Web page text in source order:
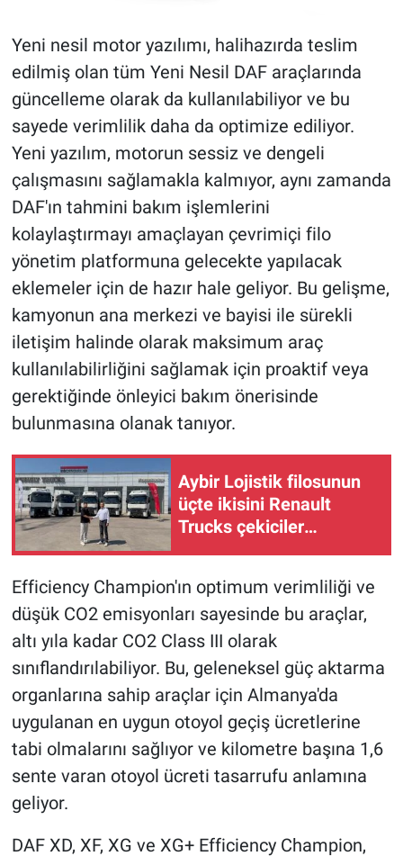
Yeni nesil motor yazılımı, halihazırda teslim
edilmiş olan tüm Yeni Nesil DAF araçlarında
güncelleme olarak da kullanılabiliyor ve bu
sayede verimlilik daha da optimize ediliyor.
Yeni yazılım, motorun sessiz ve dengeli
çalışmasını sağlamakla kalmıyor, aynı zamanda
DAF'ın tahmini bakım işlemlerini
kolaylaştırmayı amaçlayan çevrimiçi filo
yönetim platformuna gelecekte yapılacak
eklemeler için de hazır hale geliyor. Bu gelişme,
kamyonun ana merkezi ve bayisi ile sürekli
iletişim halinde olarak maksimum araç
kullanılabilirliğini sağlamak için proaktif veya
gerektiğinde önleyici bakım önerisinde
bulunmasına olanak tanıyor.
Aybir Lojistik filosunun
üçte ikisini Renault
Trucks çekiciler
Efficiency Champion'ın optimum verimliliği ve
düşük CO2 emisyonları sayesinde bu araçlar,
altı yıla kadar CO2 Class III olarak
sınıflandırılabiliyor. Bu, geleneksel güç aktarma
organlarına sahip araçlar için Almanya'da
uygulanan en uygun otoyol geçiş ücretlerine
tabi olmalarını sağlıyor ve kilometre başına 1,6
sente varan otoyol ücreti tasarrufu anlamına
geliyor.
DAF XD, XF, XG ve XG+ Efficiency Champion,